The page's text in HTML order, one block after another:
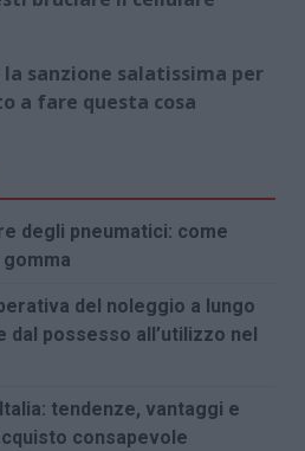
sanzione salatissima per
a fare questa cosa
degli pneumatici: come
del noleggio a lungo
dal possesso all’utilizzo nel
tendenze, vantaggi e
consapevole